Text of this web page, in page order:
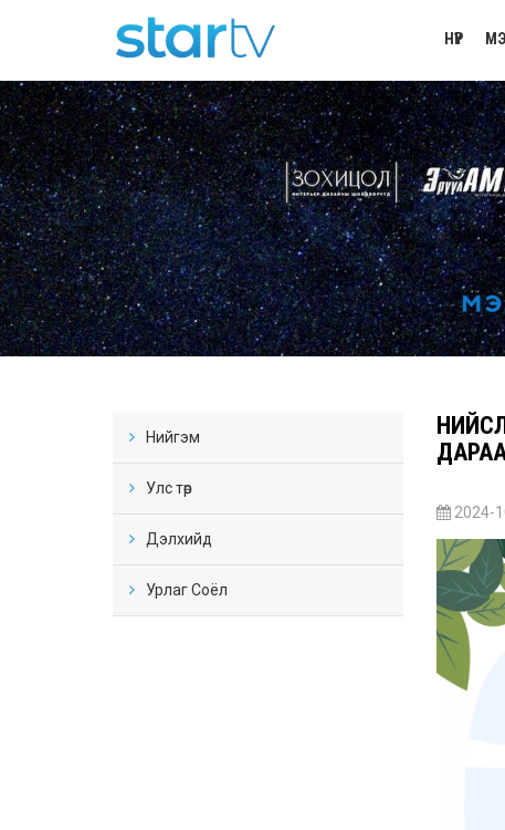
НҮҮР
Нийгэм
Улс төр
Дэлхийд
Урлаг Соёл
2024-